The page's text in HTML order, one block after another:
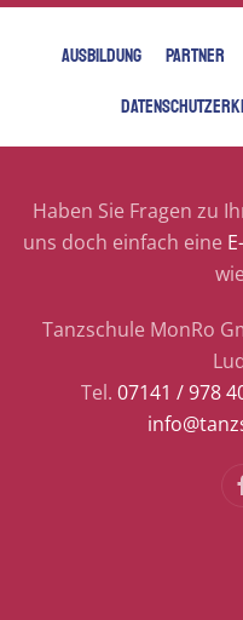
AUSBILDUNG PARTNER
Haben Sie Fragen zu
uns doch einfach eine
Tanzschule MonRo
Tel. 07141 / 978